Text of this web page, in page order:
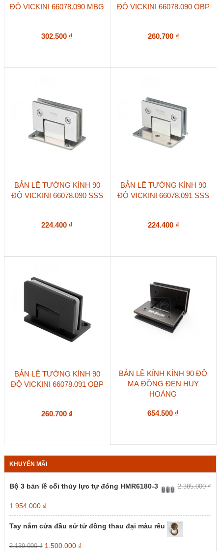
ĐỘ VICKINI 66078.090 MBG
302.500 ₫
ĐỘ VICKINI 66078.090 OBP
260.700 ₫
BẢN LỀ TƯỜNG KÍNH 90
ĐỘ VICKINI 66078.090 SSS
224.400 ₫
BẢN LỀ TƯỜNG KÍNH 90
ĐỘ VICKINI 66078.091 SSS
224.400 ₫
BẢN LỀ TƯỜNG KÍNH 90
ĐỘ VICKINI 66078.091 OBP
260.700 ₫
BẢN LỀ KÍNH KÍNH 90 ĐỘ
MẠ ĐỒNG ĐEN HUY
HOÀNG
654.500 ₫
KHUYẾN MÃI
Bộ 3 bản lề cối thủy lực tự đóng HMR6180-3 2.385.000₫
Giá
gốc
là:
2.385.000 ₫.
1.954.000 ₫Giá
hiện
tại
Tay nắm cửa đầu sử tử đồng thau đại màu rêu
2.139.000₫ Giá
1.500.000 ₫Giá